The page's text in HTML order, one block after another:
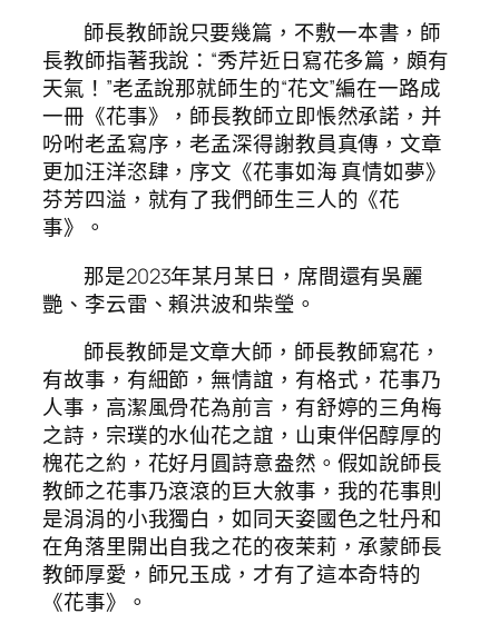
師長教師說只要幾篇，不敷一本書，師
長教師指著我說：“秀芹近日寫花多篇，頗有
天氣！”老孟說那就師生的“花文”編在一路成
一冊《花事》，師長教師立即悵然承諾，并
吩咐老孟寫序，老孟深得謝教員真傳，文章
更加汪洋恣肆，序文《花事如海 真情如夢》
芬芳四溢，就有了我們師生三人的《花
事》。
那是2023年某月某日，席間還有吳麗
艷、李云雷、賴洪波和柴瑩。
師長教師是文章大師，師長教師寫花，
有故事，有細節，無情誼，有格式，花事乃
人事，高潔風骨花為前言，有舒婷的三角梅
之詩，宗璞的水仙花之誼，山東伴侶醇厚的
槐花之約，花好月圓詩意盎然。假如說師長
教師之花事乃滾滾的巨大敘事，我的花事則
是涓涓的小我獨白，如同天姿國色之牡丹和
在角落里開出自我之花的夜茉莉，承蒙師長
教師厚愛，師兄玉成，才有了這本奇特的
《花事》。